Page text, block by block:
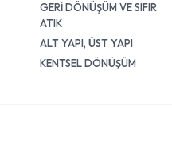
GERİ DÖNÜŞÜM VE SIFIR
ATIK
ALT YAPI, ÜST YAPI
KENTSEL DÖNÜŞÜM